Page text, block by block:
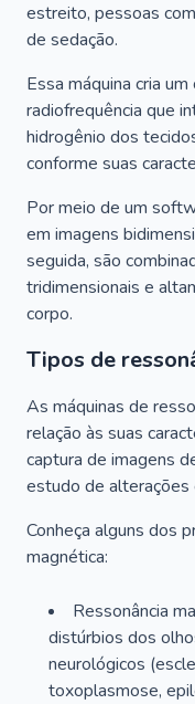
estreito, pessoas
de sedação.
Essa máquina cria
radiofrequência que
hidrogênio dos
conforme suas
Por meio de um
em imagens
seguida, são
tridimensionais e
corpo.
Tipos de
As máquinas de
relação às suas
captura de imagens
estudo de alterações
Conheça alguns dos
magnética:
Ressonância
distúrbios dos
neurológicos
toxoplasmose,